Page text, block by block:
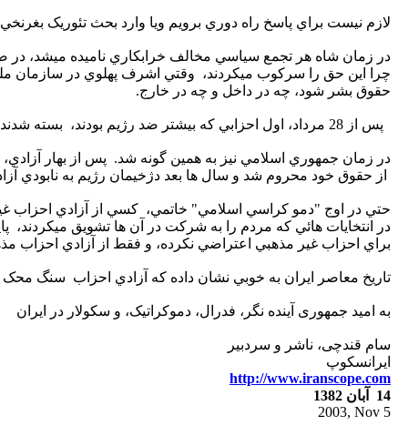
لازم نيست براي پاسخ راه دوري برويم ويا وارد بحث تئوريک بغرنخي شويم، کافي است نگاهي به
چرا اين حق را سرکوب ميکردند، وقتي اشرف پهلوي در سازمان
حقوق بشر شود، چه در داخل و چه در خارج.
پس از 28 مرداد، اول احزابي که بيشتر ضد رژيم بودند، بسته شدند و بعد نوبت ديگران رسيد و در پايان حتي يک گروه حقوق بشر ساده هم حق فعاليت نداشت.
در زمان جمهوري اسلامي نيز به همين گونه شد. پس از بهار
از حقوق خود محروم شد و سال ها بعد دژخيمان رژيم به نابودي
حتي در اوج "دمو کراسي اسلامي" خاتمي، کسي از آزادي احزاب
در انتخایات هائي که مردم را به شرکت در آن ها تشويق ميکردند،
براي احزاب غير مذهبي اعتراضي نکرده، و فقط از آزادي احزاب
تاريخ معاصر ايران به خوبي نشان داده که آزادي احزاب سنگ
به اميد جمهوری آينده نگر، فدرال، دموکراتيک، و سکولار در ايران
سام قندچی، ناشر و سردبير
ايرانسکوپ
http://www.iranscope.com
14 آبان
1382
Nov 5
,
2003